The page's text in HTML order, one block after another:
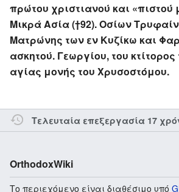
πρώτου χριστιανού και «πιστού
Μικρά Ασία (†92). Οσίων
Ματρώνης των εν Κυζίκω και
ασκητού. Γεωργίου, του
αγίας μονής του Χρυσοστόμου.
Τελευταία επεξεργασία 17
OrthodoxWiki
Το περιεχόμενο είναι διαθέσιμο υπό